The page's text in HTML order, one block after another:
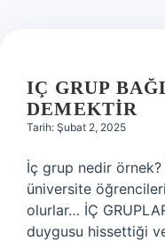
IÇ GRUP
DEMEKTIR
Tarih: Şubat 2, 2025
İç grup nedir
üniversite
olurlar… İÇ
duygusu hissettiği